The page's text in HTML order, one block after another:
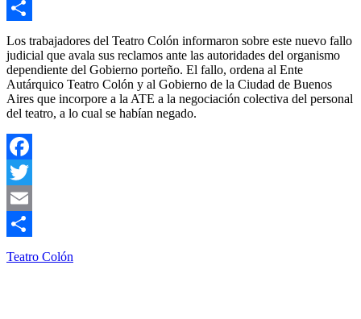
Email
Compartir
Los trabajadores del Teatro Colón informaron sobre este nuevo fallo
judicial que avala sus reclamos ante las autoridades del organismo
dependiente del Gobierno porteño. El fallo, ordena al Ente
Autárquico Teatro Colón y al Gobierno de la Ciudad de Buenos
Aires que incorpore a la ATE a la negociación colectiva del personal
del teatro, a lo cual se habían negado.
Facebook
Twitter
Email
Compartir
Teatro Colón